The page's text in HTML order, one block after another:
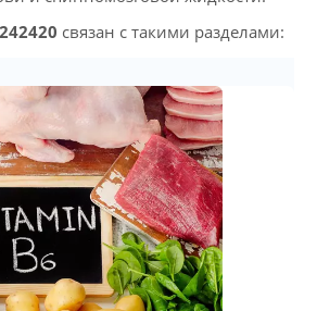
связан с такими разделами: